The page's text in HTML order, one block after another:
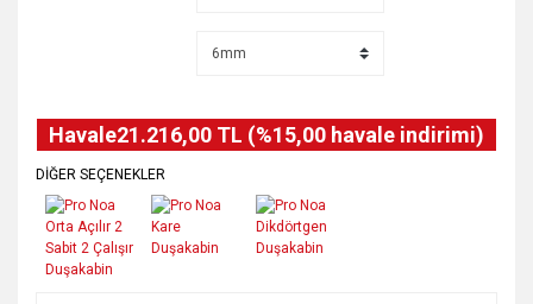
Havale21.216,00 TL (%15,00 havale indirimi)
DİĞER SEÇENEKLER